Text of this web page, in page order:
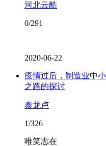
河北云酷
0/291
2020-06-22
疫情过后，制造业中
之路的探讨
泰龙卢
1/326
唯笑志在